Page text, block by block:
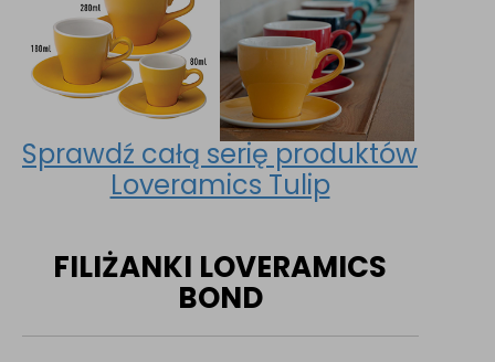
Sprawdź całą serię produktów
Loveramics Tulip
FILIŻANKI LOVERAMICS
BOND